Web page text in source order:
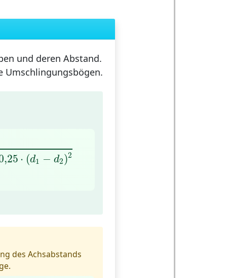
und deren Abstand.
Umschlingungsbögen.
,25 ⋅ (d1 − d2)2
d1−d2)2
des Achsabstands